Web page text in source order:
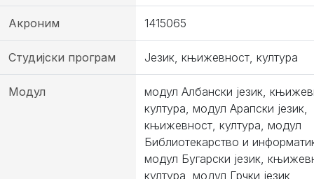
Акроним 1415065
Студијски програм Језик, књижевност, култура
Модул
модул Албански језик,
култура, модул Арапски језик,
књижевност, култура, модул
Библиотекарство и
модул Бугарски језик,
култура, модул Грчки језик,